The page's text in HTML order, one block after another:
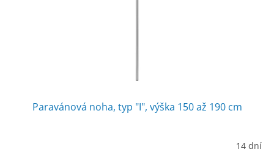
Paravánová noha, typ "I", výška 150 až 190 cm
14 dní